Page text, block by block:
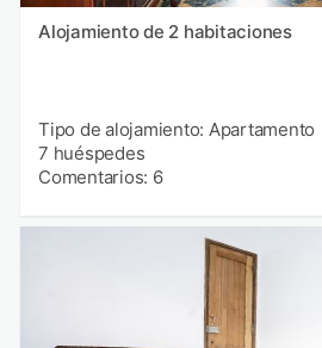
Alojamiento de 2 habitaciones
Tipo de alojamiento: Apartamento
7 huéspedes
Comentarios: 6